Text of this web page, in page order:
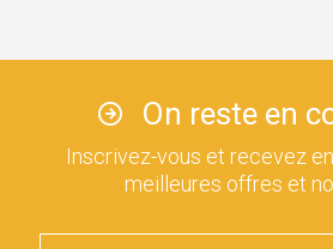
On reste en
Inscrivez-vous et recevez
meilleures offres et